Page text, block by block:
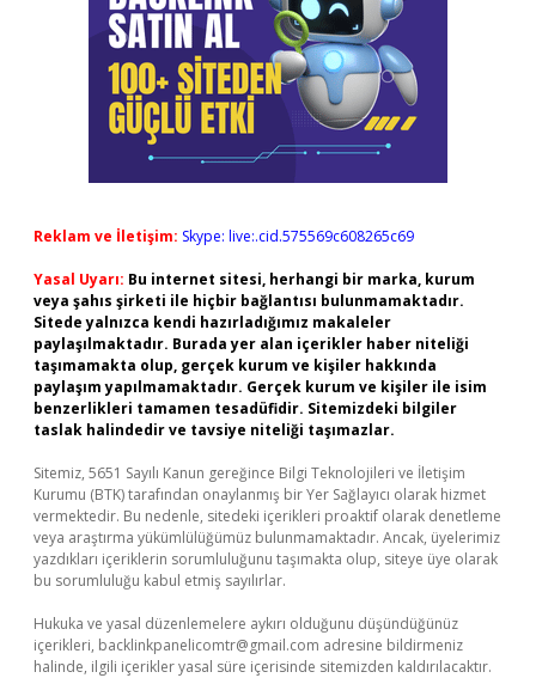
Reklam ve İletişim: Skype: live:.cid.575569c608265c69
Yasal Uyarı: Bu internet sitesi, herhangi bir marka, kurum
veya şahıs şirketi ile hiçbir bağlantısı bulunmamaktadır.
Sitede yalnızca kendi hazırladığımız makaleler
paylaşılmaktadır. Burada yer alan içerikler haber niteliği
taşımamakta olup, gerçek kurum ve kişiler hakkında
paylaşım yapılmamaktadır. Gerçek kurum ve kişiler ile isim
benzerlikleri tamamen tesadüfidir. Sitemizdeki bilgiler
taslak halindedir ve tavsiye niteliği taşımazlar.
Sitemiz, 5651 Sayılı Kanun gereğince Bilgi Teknolojileri ve İletişim
Kurumu (BTK) tarafından onaylanmış bir Yer Sağlayıcı olarak hizmet
vermektedir. Bu nedenle, sitedeki içerikleri proaktif olarak denetleme
veya araştırma yükümlülüğümüz bulunmamaktadır. Ancak, üyelerimiz
yazdıkları içeriklerin sorumluluğunu taşımakta olup, siteye üye olarak
bu sorumluluğu kabul etmiş sayılırlar.
Hukuka ve yasal düzenlemelere aykırı olduğunu düşündüğünüz
içerikleri, backlinkpanelicomtr@gmail.com adresine bildirmeniz
halinde, ilgili içerikler yasal süre içerisinde sitemizden kaldırılacaktır.